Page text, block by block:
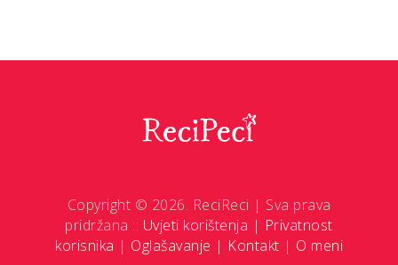
Copyright © 2026. ReciReci | Sva prava
pridržana :: Uvjeti korištenja | Privatnost
korisnika | Oglašavanje | Kontakt | O meni